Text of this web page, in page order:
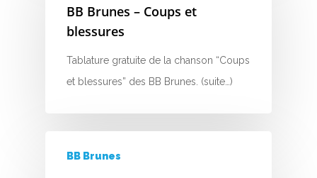
BB Brunes – Coups et
blessures
Tablature gratuite de la chanson “Coups
et blessures” des BB Brunes. (suite…)
BB Brunes
D
F